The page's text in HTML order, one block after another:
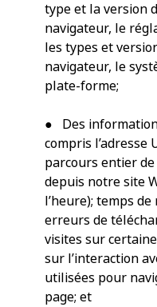
type et la version
navigateur, le
les types et
navigateur, le
plate-forme;
● Des
compris l’adresse
parcours entier
depuis notre site
l’heure); temps
erreurs de
visites sur
sur l’interaction
utilisées pour
page; et